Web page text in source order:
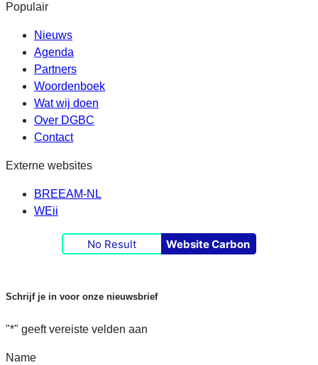
Populair
Nieuws
Agenda
Partners
Woordenboek
Wat wij doen
Over DGBC
Contact
Externe websites
BREEAM-NL
WEii
No Result Website Carbon
Schrijf je in voor onze nieuwsbrief
"*" geeft vereiste velden aan
Name